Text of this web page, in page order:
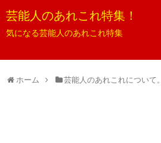
芸能人のあれこれ特集！
気になる芸能人のあれこれ特集
ホーム 芸能人のあれこれについて。